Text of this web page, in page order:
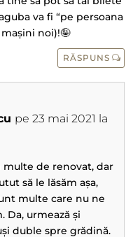
va fi “pe persoana
noi)!🤪
RĂSPUNS
pe 23 mai 2021 la
multe de renovat, dar
să le lăsăm așa,
multe care nu ne
Da, urmează și
duble spre grădină.